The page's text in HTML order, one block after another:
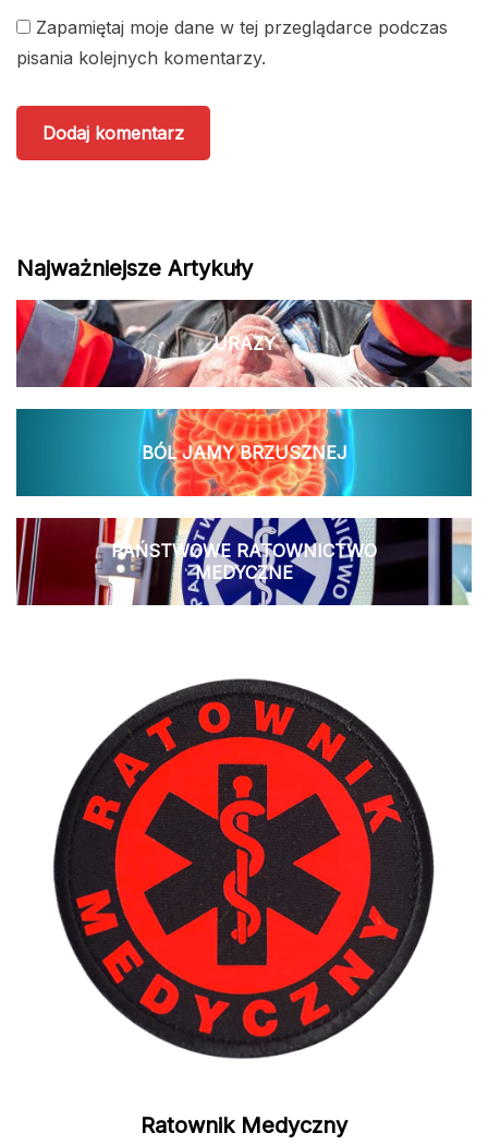
Zapamiętaj moje dane w tej przeglądarce podczas
pisania kolejnych komentarzy.
Najważniejsze Artykuły
URAZY
BÓL JAMY BRZUSZNEJ
PAŃSTWOWE RATOWNICTWO
MEDYCZNE
Ratownik Medyczny